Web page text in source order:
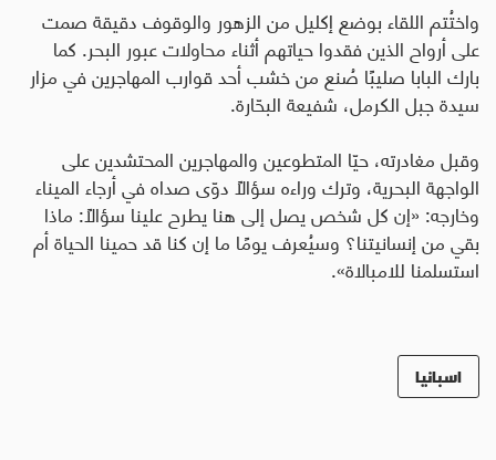
واختُتم اللقاء بوضع إكليل من الزهور والوقوف دقيقة صمت
على أرواح الذين فقدوا حياتهم أثناء محاولات عبور البحر. كما
بارك البابا صليبًا صُنع من خشب أحد قوارب المهاجرين في مزار
سيدة جبل الكرمل، شفيعة البحّارة.
وقبل مغادرته، حيّا المتطوعين والمهاجرين المحتشدين على
الواجهة البحرية، وترك وراءه سؤالًا دوّى صداه في أرجاء الميناء
وخارجه: «إن كل شخص يصل إلى هنا يطرح علينا سؤالًا: ماذا
بقي من إنسانيتنا؟ وسيُعرف يومًا ما إن كنا قد حمينا الحياة أم
استسلمنا للامبالاة».
اسبانيا